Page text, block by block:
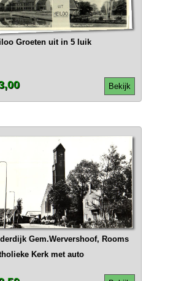
Groeten uit in 5 luik
Bekijk
Gem.Wervershoof, Rooms
Kerk met auto